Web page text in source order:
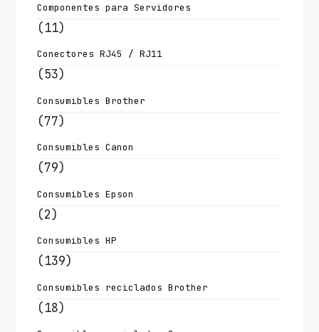
Componentes para Servidores
(11)
Conectores RJ45 / RJ11
(53)
Consumibles Brother
(77)
Consumibles Canon
(79)
Consumibles Epson
(2)
Consumibles HP
(139)
Consumibles reciclados Brother
(18)